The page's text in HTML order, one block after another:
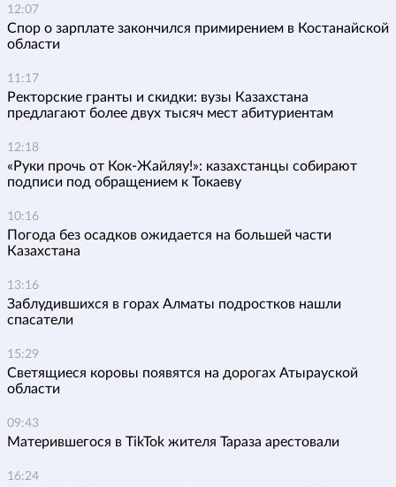
12:07
Спор о зарплате закончился примирением в Костанайской
области
11:17
Ректорские гранты и скидки: вузы Казахстана
предлагают более двух тысяч мест абитуриентам
12:18
«Руки прочь от Кок-Жайляу!»: казахстанцы собирают
подписи под обращением к Токаеву
10:16
Погода без осадков ожидается на большей части
Казахстана
13:16
Заблудившихся в горах Алматы подростков нашли
спасатели
15:29
Светящиеся коровы появятся на дорогах Атырауской
области
09:43
Матерившегося в TikTok жителя Тараза арестовали
16:24